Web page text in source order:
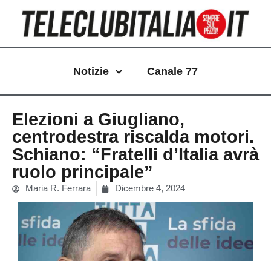
contenuto
Notizie Canale 77
Elezioni a Giugliano,
centrodestra riscalda motori.
Schiano: “Fratelli d’Italia avrà
ruolo principale”
Maria R. Ferrara Dicembre 4, 2024